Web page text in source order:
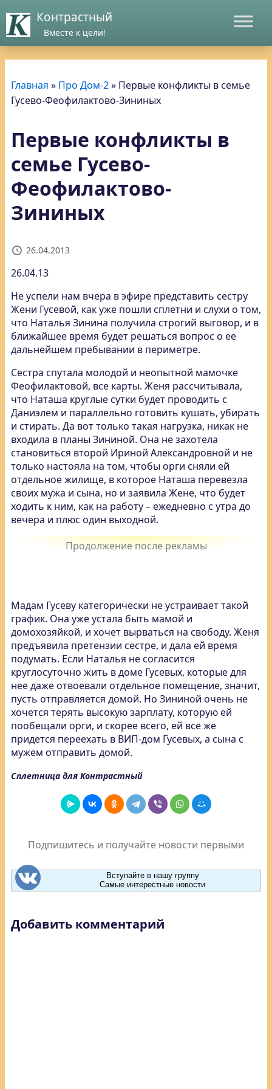
Контрастный
Вместе к цели!
Главная » Про Дом-2» Первые конфликты в семье
Гусево-Феофилактово-Зининых
Первые конфликты в
семье Гусево-
Феофилактово-
Зининых
26.04.2013
26.04.13
Не успели нам вчера в эфире представить сестру
Жени Гусевой, как уже пошли сплетни и слухи о том,
что Наталья Зинина получила строгий выговор, и в
ближайшее время будет решаться вопрос о ее
дальнейшем пребывании в периметре.
Сестра спутала молодой и неопытной мамочке
Феофилактовой, все карты. Женя рассчитывала,
что Наташа круглые сутки будет проводить с
Даниэлем и параллельно готовить кушать, убирать
и стирать. Да вот только такая нагрузка, никак не
входила в планы Зининой. Она не захотела
становиться второй Ириной Александровной и не
только настояла на том, чтобы орги сняли ей
отдельное жилище, в которое Наташа перевезла
своих мужа и сына, но и заявила Жене, что будет
ходить к ним, как на работу – ежедневно с утра до
вечера и плюс один выходной.
Мадам Гусеву категорически не устраивает такой
график. Она уже устала быть мамой и
домохозяйкой, и хочет вырваться на свободу. Женя
предъявила претензии сестре, и дала ей время
подумать. Если Наталья не согласится
круглосуточно жить в доме Гусевых, которые для
нее даже отвоевали отдельное помещение, значит,
пусть отправляется домой. Но Зининой очень не
хочется терять высокую зарплату, которую ей
пообещали орги, и скорее всего, ей все же
придется переехать в ВИП-дом Гусевых, а сына с
мужем отправить домой.
Сплетница для Контрастный
Подпишитесь и получайте новости первыми
Вступайте в нашу группу
Самые интерестные новости
Добавить комментарий